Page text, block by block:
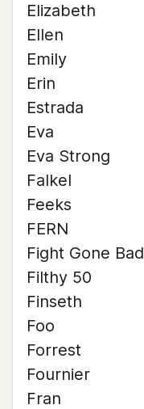
Elizabeth
Ellen
Emily
Erin
Estrada
Eva
Eva Strong
Falkel
Feeks
FERN
Fight Gone Bad
Filthy 50
Finseth
Foo
Forrest
Fournier
Fran